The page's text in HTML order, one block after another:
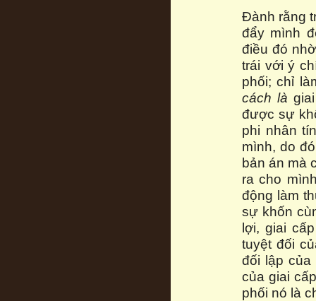
Đành rằng
đẩy mình
điều đó
trái với ý
phối; chỉ
cách là
được sự
phi nhân
mình, do
bản án mà
ra cho
động làm
sự khốn
lợi, giai
tuyệt đối
đối lập của
của giai
phối nó là